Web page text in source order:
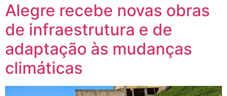
Alegre recebe novas obras
de infraestrutura e de
adaptação às mudanças
climáticas